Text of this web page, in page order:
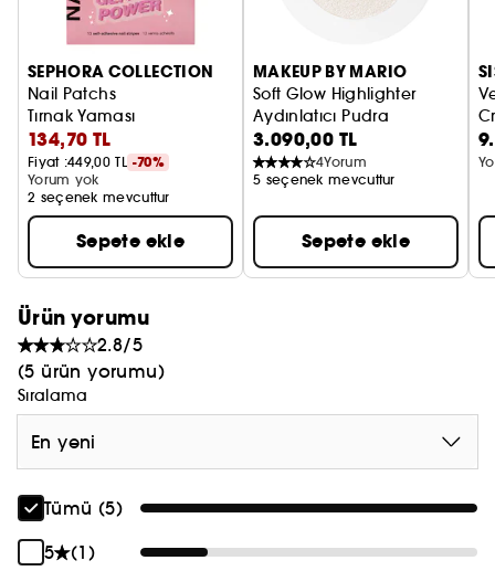
tozdan uzak tutarak ona ikinci bir hayat verin.
SEPHORA COLLECTION
Nail Patchs
Tırnak Yaması
134,70 TL
Fiyat :449,00 TL -70%
Yorum yok
2 seçenek mevcuttur
Sepete ekle
MAKEUP BY MARIO
Soft Glow Highlighter
Aydınlatıcı Pudra
3.090,00 TL
4Yorum
5 seçenek mevcuttur
Sepete ekle
Ürün yorumu
2.8/5
(5 ürün yorumu)
Sıralama
En yeni
Tümü (5)
5
(1)